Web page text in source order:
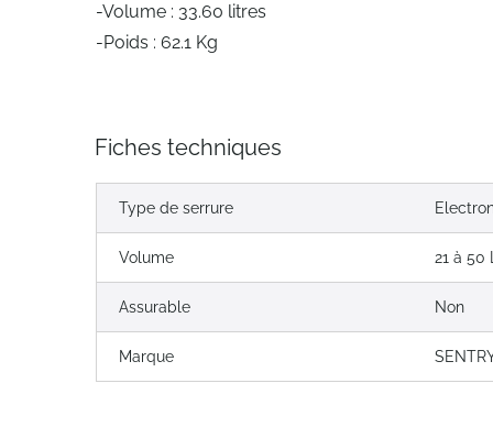
-Volume : 33.60 litres
-Poids : 62.1 Kg
Fiches techniques
Type de serrure
Volume 21 à 50 L
Assurable Non
Marque